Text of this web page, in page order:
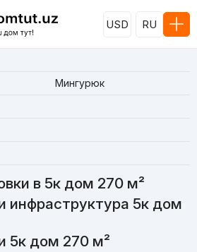
USD RU
Мингурюк
в 5к дом 270 м²
инфраструктура 5к дом
5к дом 270 м²